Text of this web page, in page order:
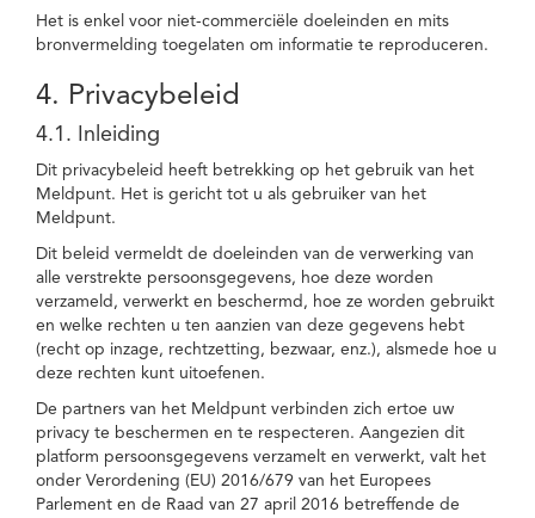
Het is enkel voor niet-commerciële doeleinden en mits
bronvermelding toegelaten om informatie te reproduceren.
4. Privacybeleid
4.1. Inleiding
Dit privacybeleid heeft betrekking op het gebruik van het
Meldpunt. Het is gericht tot u als gebruiker van het
Meldpunt.
Dit beleid vermeldt de doeleinden van de verwerking van
alle verstrekte persoonsgegevens, hoe deze worden
verzameld, verwerkt en beschermd, hoe ze worden gebruikt
en welke rechten u ten aanzien van deze gegevens hebt
(recht op inzage, rechtzetting, bezwaar, enz.), alsmede hoe u
deze rechten kunt uitoefenen.
De partners van het Meldpunt verbinden zich ertoe uw
privacy te beschermen en te respecteren. Aangezien dit
platform persoonsgegevens verzamelt en verwerkt, valt het
onder Verordening (EU) 2016/679 van het Europees
Parlement en de Raad van 27 april 2016 betreffende de